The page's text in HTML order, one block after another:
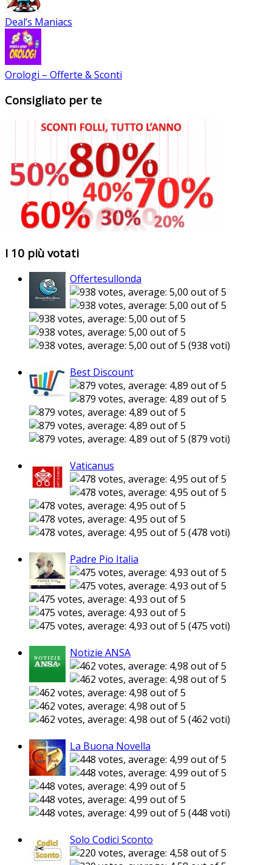
Deal’s Maniacs
Orologi – Offerte & Sconti
Consigliato per te
I 10 più votati
Offertesullonda
(938 voti)
Best Discount
(879 voti)
Vaticanus
(478 voti)
Padre Pio Italia
(475 voti)
Notizie ANSA
(462 voti)
La Buona Novella
(448 voti)
Solo Codici Sconto